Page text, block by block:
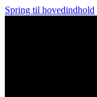
Spring til hovedindhold